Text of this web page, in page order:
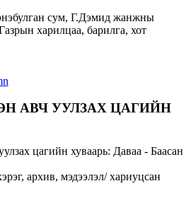
сум, Г.Дэмид жанжны
харилцаа, барилга, хот
АВЧ УУЛЗАХ ЦАГИЙН
цагийн хуваарь: Даваа - Баасан
архив, мэдээлэл/ хариуцсан